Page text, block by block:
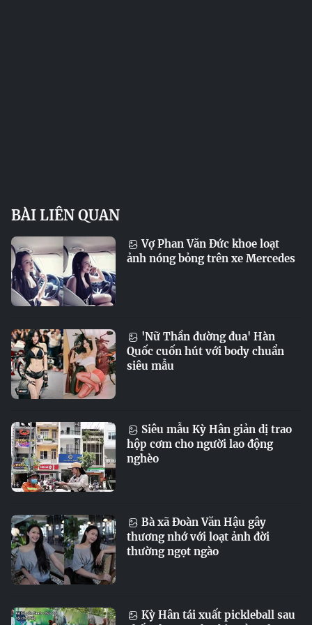
BÀI LIÊN QUAN
Vợ Phan Văn Đức khoe loạt
ảnh nóng bỏng trên xe Mercedes
'Nữ Thần đường đua' Hàn
Quốc cuốn hút với body chuẩn
siêu mẫu
Siêu mẫu Kỳ Hân giản dị trao
hộp cơm cho người lao động
nghèo
Bà xã Đoàn Văn Hậu gây
thương nhớ với loạt ảnh đời
thường ngọt ngào
Kỳ Hân tái xuất pickleball sau